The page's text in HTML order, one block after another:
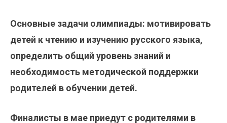
Основные задачи олимпиады: мотивировать
детей к чтению и изучению русского языка,
определить общий уровень знаний и
необходимость методической поддержки
родителей в обучении детей.
Финалисты в мае приедут с родителями в